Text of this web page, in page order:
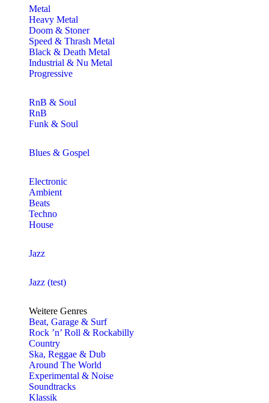
Metal
Heavy Metal
Doom & Stoner
Speed & Thrash Metal
Black & Death Metal
Industrial & Nu Metal
Progressive
RnB & Soul
RnB
Funk & Soul
Blues & Gospel
Electronic
Ambient
Beats
Techno
House
Jazz
Jazz (test)
Weitere Genres
Beat, Garage & Surf
Rock ’n’ Roll & Rockabilly
Country
Ska, Reggae & Dub
Around The World
Experimental & Noise
Soundtracks
Klassik